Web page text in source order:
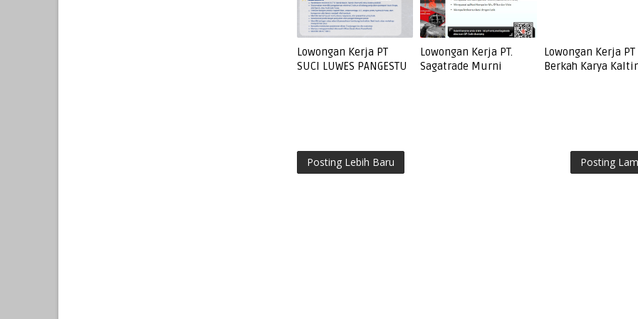
Lowongan Kerja PT
SUCI LUWES PANGESTU
Lowongan Kerja PT.
Sagatrade Murni
Lowongan Kerja PT
Berkah Karya
Posting Lebih Baru Posting